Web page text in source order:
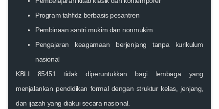
Program tahfidz berbasis pesantren
Pembinaan santri mukim dan nonmukim
Pengajaran keagamaan berjenjang tanpa kurikulum
nasional
KBLI 85451 tidak diperuntukkan bagi lembaga yang
menjalankan pendidikan formal dengan struktur kelas, jenjang,
dan ijazah yang diakui secara nasional.